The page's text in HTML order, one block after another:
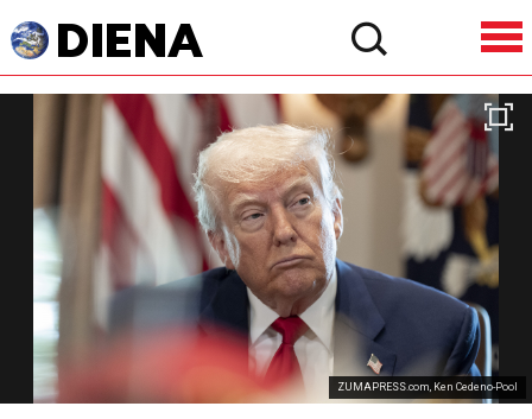
ZUMAPRESS.com, Ken Cedeno-Pool